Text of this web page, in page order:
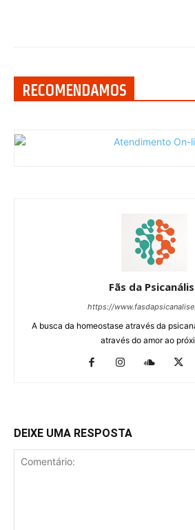
RECOMENDAMOS
Fãs da
https://
A busca da homeostase através da
através do amor ao
DEIXE UMA RESPOSTA